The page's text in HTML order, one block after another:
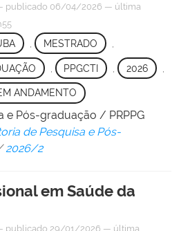
publicado 06/04/2026 — última
MESTRADO
PPGCTI , 2026
ANDAMENTO
e Pós-graduação / PRPPG
de Pesquisa e Pós-
2026/2
em Saúde da
publicado 29/01/2026 — última